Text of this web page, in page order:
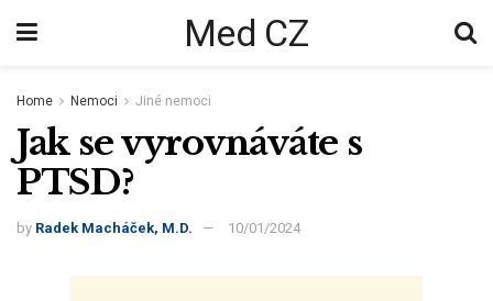
Med CZ
Home Nemoci Jiné nemoci
Jak se vyrovnáváte s
PTSD?
by Radek Macháček, M.D. 10/01/2024